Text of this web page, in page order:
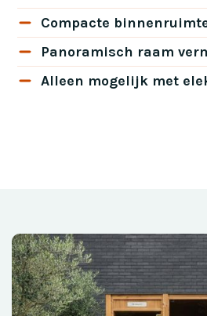
Compacte
Panoramisch raam
Alleen mogelijk met